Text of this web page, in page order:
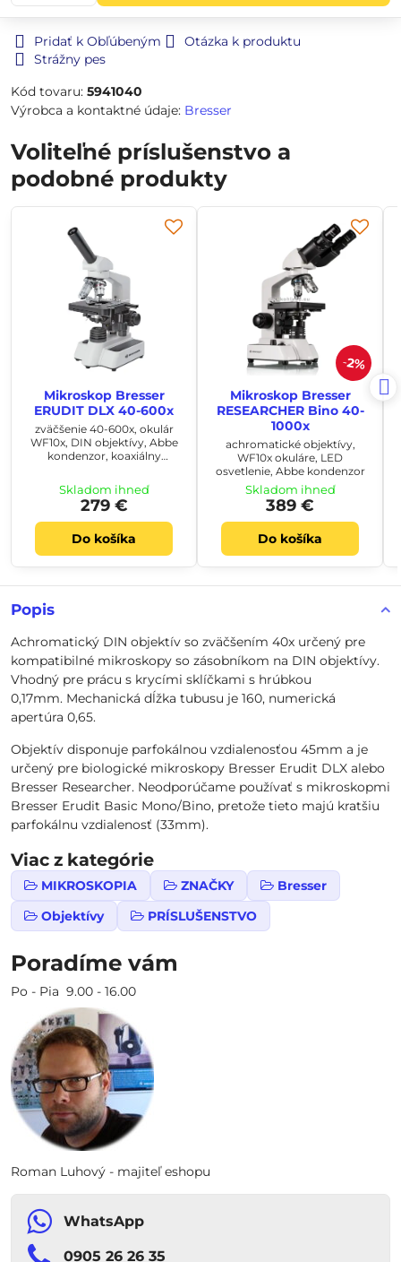
Pridať k Obľúbeným
Otázka k produktu
Strážny pes
Kód tovaru: 5941040
Výrobca a kontaktné údaje: Bresser
Popis
Achromatický DIN objektív so zväčšením 40x určený pre
kompatibilné mikroskopy so zásobníkom na DIN objektívy.
Vhodný pre prácu s krycími sklíčkami s hrúbkou
0,17mm. Mechanická dĺžka tubusu je 160, numerická
apertúra 0,65.
Objektív disponuje parfokálnou vzdialenosťou 45mm a je
určený pre biologické mikroskopy Bresser Erudit DLX alebo
Bresser Researcher. Neodporúčame používať s mikroskopmi
Bresser Erudit Basic Mono/Bino, pretože tieto majú kratšiu
parfokálnu vzdialenosť (33mm).
Viac z kategórie
MIKROSKOPIA ZNAČKY
Bresser
Objektívy
PRÍSLUŠENSTVO
Poradíme vám
Po - Pia 9.00 - 16.00
Roman Luhový - majiteľ eshopu
WhatsApp
0905 26 26 35
Voliteľné príslušenstvo a
podobné produkty
Mikroskop Bresser
ERUDIT DLX 40-600x
zväčšenie 40-600x, okulár
WF10x, DIN objektívy, Abbe
kondenzor, koaxiálny
zaostrovanie
Skladom ihneď
279 €
Do košíka
2%
Mikroskop Bresser
RESEARCHER Bino 40-
1000x
achromatické objektívy,
WF10x okuláre, LED
osvetlenie, Abbe kondenzor
Skladom ihneď
389 €
Do košíka